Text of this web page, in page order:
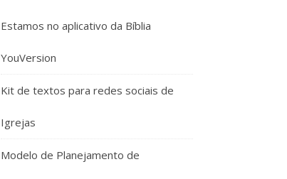
Estamos no aplicativo da Bíblia
YouVersion
Kit de textos para redes sociais de
Igrejas
Modelo de Planejamento de